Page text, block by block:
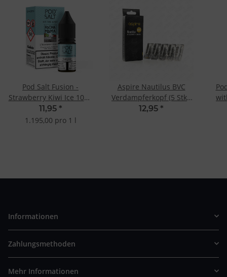
Pod Salt Fusion -
Strawberry Kiwi Ice 10ml
20mg
11,95 *
1.195,00 pro 1 l
Aspire Nautilus BVC
Verdampferkopf (5 Stk.)
0.7 Ohm Mesh
12,95 *
Informationen
Zahlungsmethoden
Mehr Informationen